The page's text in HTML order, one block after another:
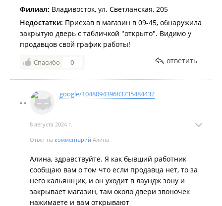
Филиал: Владивосток, ул. Светланская, 205
Недостатки: Приехав в магазин в 09-45, обнаружила
закрытую дверь с табличкой "открыто". Видимо у
продавцов свой график работы!
Спасибо 0 ответить
google/104809439683735484432
8 августа 2024 г.
Ответ на комментарий Алина
Алина, здравствуйте. Я как бывший работник
сообщаю вам о том что если продавца нет, то за
него кальянщик, и он уходит в лаундж зону и
закрывает магазин, там около двери звоночек
нажимаете и вам открывают